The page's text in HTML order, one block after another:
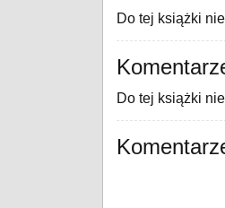
Do tej książki
Do tej książki